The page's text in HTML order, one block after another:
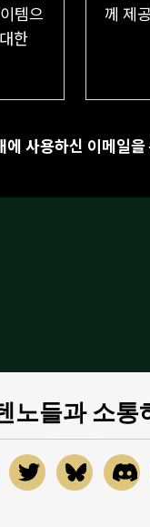
템으
한
께 제
사용하신 이메일
노들과 소통